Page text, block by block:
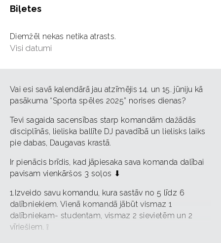
Biļetes
Diemžēl nekas netika atrasts.
Visi datumi
Vai esi savā kalendārā jau atzīmējis 14. un 15. jūniju kā
pasākuma “Sporta spēles 2025” norises dienas?
Tevi sagaida sacensības starp komandām dažādās
disciplīnās, lieliska ballīte DJ pavadībā un lielisks laiks
pie dabas, Daugavas krastā.
Ir pienācis brīdis, kad jāpiesaka sava komanda dalībai
pavisam vienkāršos 3 soļos ⬇
1.Izveido savu komandu, kura sastāv no 5 līdz 6
dalībniekiem. Vienā komandā jābūt vismaz 1
dalībniekam- studentam, vismaz 2 sievietēm un 2
vīriešiem. ❕